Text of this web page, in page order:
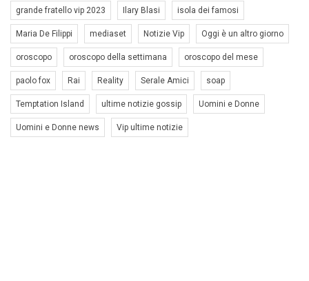
grande fratello vip 2023 Ilary Blasi isola dei famosi
Maria De Filippi mediaset Notizie Vip Oggi è un altro giorno
oroscopo oroscopo della settimana oroscopo del mese
paolo fox Rai Reality Serale Amici soap
Temptation Island ultime notizie gossip Uomini e Donne
Uomini e Donne news Vip ultime notizie